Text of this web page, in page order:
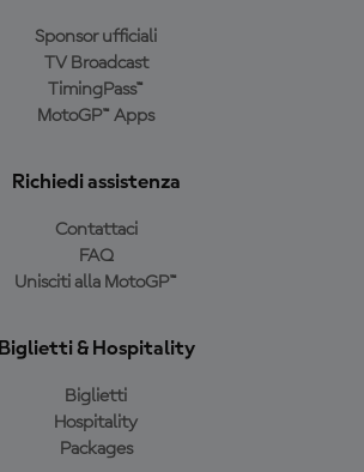
Sponsor ufficiali
TV Broadcast
TimingPass™
MotoGP™ Apps
Richiedi assistenza
Contattaci
FAQ
Unisciti alla MotoGP™
Biglietti & Hospitality
Biglietti
Hospitality
Packages